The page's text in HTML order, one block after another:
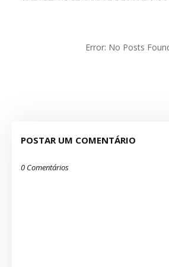
Error: No Posts
POSTAR UM COMENTÁRIO
0 Comentários